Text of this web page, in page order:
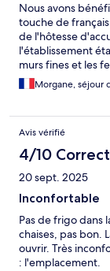
Nous avons
touche de
de l'hôtesse
l'établissement
murs fines et les
bavardes. Dans
Morgane, séjour
Avis vérifié
4/10 Correct
20 sept. 2025
Inconfortable
Pas de frigo dans
chaises, pas bon.
ouvrir. Très
: l'emplacement.